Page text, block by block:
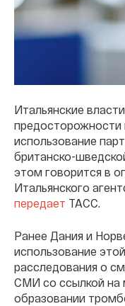
Итальянские
предосторожности
использование
британско-
этом говорится в
Итальянского
передает ТАСС.
Ранее Дания и
использование
расследования о
СМИ со ссылкой на
образовании